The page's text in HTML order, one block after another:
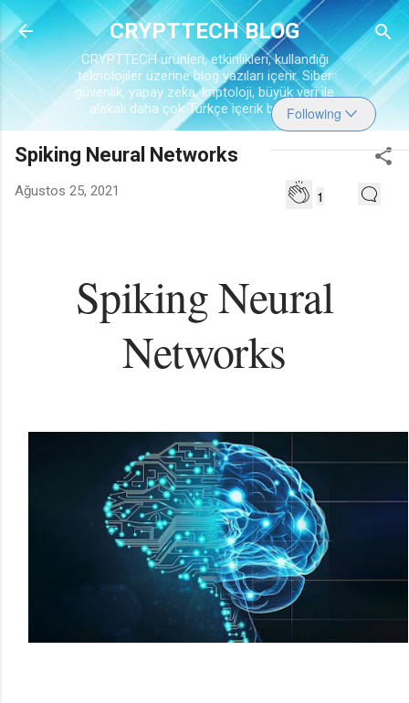
Ana içeriğe atla
CRYPTTECH BLOG
CRYPTTECH ürünleri, etkinlikleri, kullandığı
teknolojiler üzerine blog yazıları içerir. Siber
güvenlik, yapay zeka, kriptoloji, büyük veri ile
alakalı daha çok Türkçe içerik barındırır.
Spiking Neural Networks
Ağustos 25, 2021
Spiking Neural
Networks
Following
1